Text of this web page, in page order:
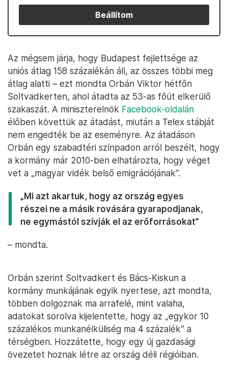
Beállítom
Az mégsem járja, hogy Budapest fejlettsége az
uniós átlag 158 százalékán áll, az összes többi meg
átlag alatti – ezt mondta Orbán Viktor hétfőn
Soltvadkerten, ahol átadta az 53-as főút elkerülő
szakaszát. A miniszterelnök Facebook-oldalán
élőben követtük az átadást, miután a Telex stábját
nem engedték be az eseményre. Az átadáson
Orbán egy szabadtéri színpadon arról beszélt, hogy
a kormány már 2010-ben elhatározta, hogy véget
vet a „magyar vidék belső emigrációjának”.
„Mi azt akartuk, hogy az ország egyes
részei ne a másik rovására gyarapodjanak,
ne egymástól szívják el az erőforrásokat”
– mondta.
Orbán szerint Soltvadkert és Bács-Kiskun a
kormány munkájának egyik nyertese, azt mondta,
többen dolgoznak ma arrafelé, mint valaha,
adatokat sorolva kijelentette, hogy az „egykor 10
százalékos munkanélküliség ma 4 százalék” a
térségben. Hozzátette, hogy egy új gazdasági
övezetet hoznak létre az ország déli régióiban.